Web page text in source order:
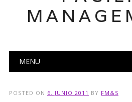
Main menu
MENU
POSTED ON 6. JUNIO 2011 BY FM&S